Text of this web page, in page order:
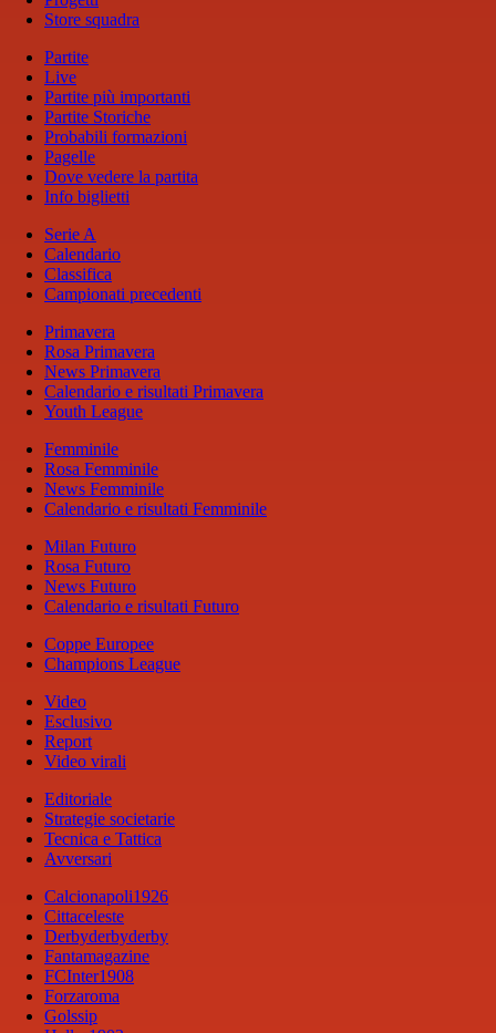
Store squadra
Partite
Live
Partite più importanti
Partite Storiche
Probabili formazioni
Pagelle
Dove vedere la partita
Info biglietti
Serie A
Calendario
Classifica
Campionati precedenti
Primavera
Rosa Primavera
News Primavera
Calendario e risultati Primavera
Youth League
Femminile
Rosa Femminile
News Femminile
Calendario e risultati Femminile
Milan Futuro
Rosa Futuro
News Futuro
Calendario e risultati Futuro
Coppe Europee
Champions League
Video
Esclusivo
Report
Video virali
Editoriale
Strategie societarie
Tecnica e Tattica
Avversari
Calcionapoli1926
Cittaceleste
Derbyderbyderby
Fantamagazine
FCInter1908
Forzaroma
Golssip